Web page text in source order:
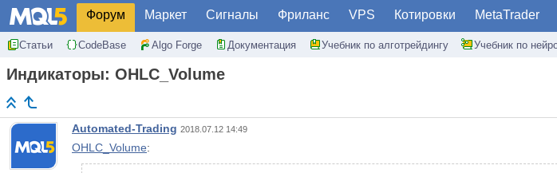
Форум Маркет Сигналы Фриланс VPS Котировки MetaTrader
Статьи CodeBase Algo Forge Документация Учебник по алготрейдингу Учебник по
Индикаторы: OHLC_Volume
Automated-Trading 2018.07.12 14:49
OHLC_Volume: